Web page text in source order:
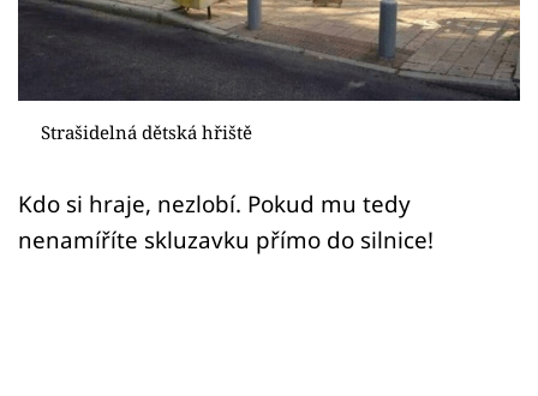
Videa
Sledujte prima+
Strašidelná dětská hřiště
Kdo si hraje, nezlobí. Pokud mu tedy
nenamíříte skluzavku přímo do silnice!